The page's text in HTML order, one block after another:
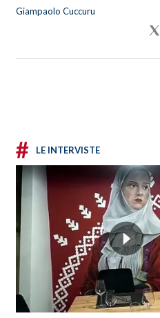
Giampaolo Cuccuru
# LE INTERVISTE